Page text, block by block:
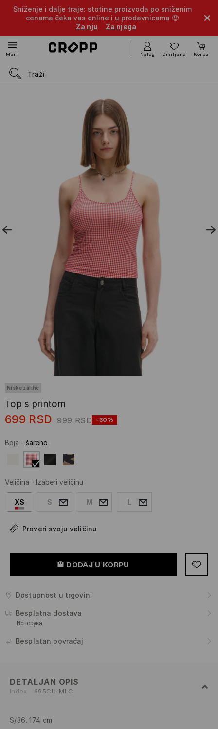
Sniženje i dalje traje: stotine proizvoda po sniženim
cenama čeka vas online i u prodavnicama 🤑
Za nju
Za njega
Meni Nalog Omiljeno Korpa
Niske zalihe
Top s printom
699 RSD 999 RSD -30%
Boja - šareno
Veličina - Izaberi veličinu
XS S M L
Proveri svoju veličinu
DODAJ U KORPU
Dostupnost u trgovini
Besplatna dostava
Испорука
Besplatan povraćaj
DETALJAN OPIS
Index 695CU-MLC
S/36. 174 cm